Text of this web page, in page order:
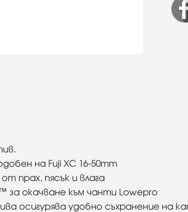
на Fuji XC 16-50mm
прах, пясък и влага
за окачване към чанти Lowepro
осигурява удобно съхранение на